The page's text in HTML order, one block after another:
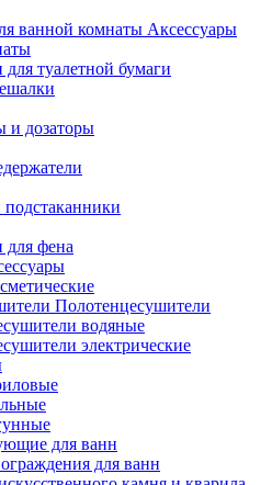
Аксессуары
для туалетной бумаги
дозаторы
для фена
Полотенцесушители
водяные
электрические
для ванн
для ванн